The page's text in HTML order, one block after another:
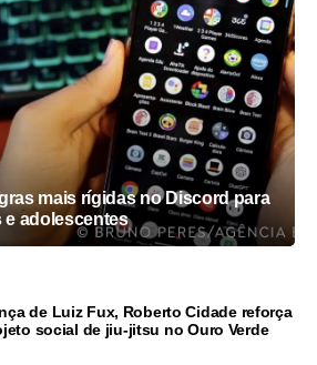
mais rígidas no Discord para
e adolescentes
de Luiz Fux, Roberto Cidade reforça
social de jiu-jitsu no Ouro Verde